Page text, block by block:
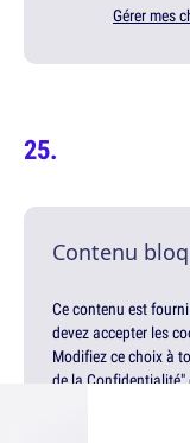
Gérer mes
Contenu
Ce contenu est
devez accepter les
Modifiez ce choix à
de la Confidentialité"